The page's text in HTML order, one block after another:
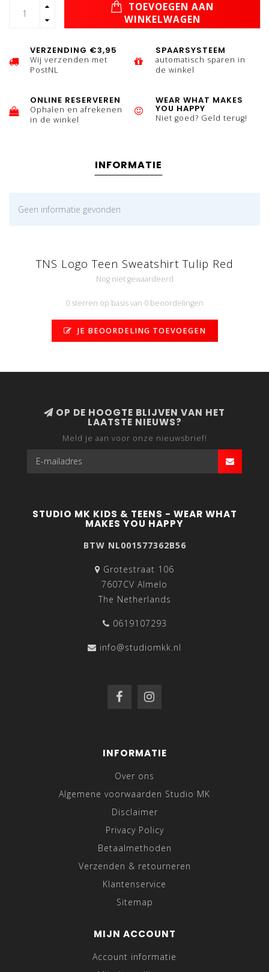
TOEVOEGEN AAN
WINKELWAGEN
VERZENDING €3,95
Wij verzenden met
PostNL
SPAARSYSTEEM
automatisch sparen in
de winkel
ONLINE RESERVEREN
Ophalen en afrekenen
in de winkel
WEAR WHAT MAKES
YOU HAPPY
Niet goed? Geld terug!
INFORMATIE
Geen informatie gevonden
TNS Logo Teen Sweatshirt Tulip Red
Nog niet gewaardeerd
0 sterren op basis van 0 beoordelingen
JE BEOORDELING TOEVOEGEN
OP DE HOOGTE BLIJVEN VAN HET
LAATSTE NIEUWS?
Meld je aan voor onze nieuwsbrief!
STUDIO MK KIDS & TEENS - WEAR WHAT
MAKES YOU HAPPY
BTW NL001577362B56
Grotestraat 106
7607CV Almelo
The Netherlands
0619107293
info@studiomkk.nl
INFORMATIE
Over ons
Algemene voorwaarden Studio MK
Disclaimer
Privacy Policy
Betaalmethoden
Verzenden & retourneren
Klantenservice
Sitemap
MIJN ACCOUNT
Account informatie